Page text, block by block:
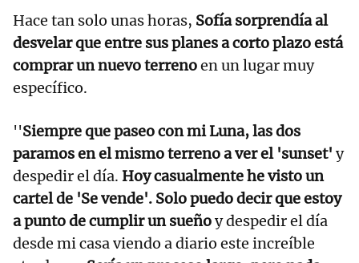
Hace tan solo unas horas, Sofía sorprendía al
desvelar que entre sus planes a corto plazo está
comprar un nuevo terrenoen un lugar muy
específico.
''Siempre que paseo con mi Luna, las dos
paramos en el mismo terreno a ver el 'sunset' y
despedir el día. Hoy casualmente he visto un
cartel de 'Se vende'. Solo puedo decir que estoy
a punto de cumplir un sueñoy despedir el día
desde mi casa viendo a diario este increíble